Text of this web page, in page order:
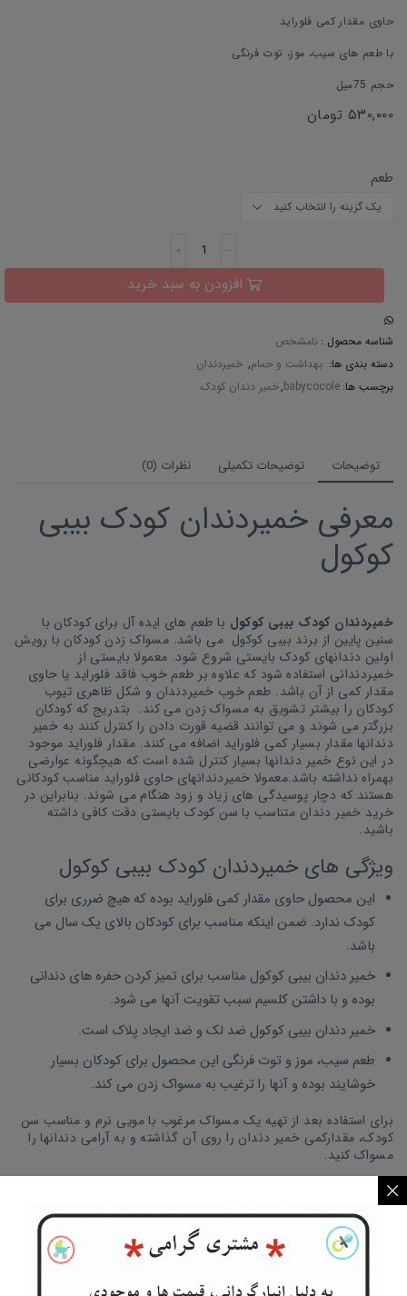
حاوی مقدار کمی فلوراید
با طعم های سیب، موز، توت فرنگی
حجم 75میل
۵۳۰,۰۰۰ تومان
طعم
افزودن به سبد خرید
شناسه محصول : نامشخص
دسته بندی ها: بهداشت و حمام, خمیردندان
برچسب ها: babycocole
,خمیر دندان کودک
توضیحات توضیحات تکمیلی نظرات (0)
معرفی خمیردندان کودک بیبی
کوکول
خمیردندان کودک بیبی کوکول با طعم های ایده آل برای کودکان با
سنین پایین از برند بیبی کوکول می باشد. مسواک زدن کودکان با رویش
اولین دندانهای کودک بایستی شروع شود. معمولا بایستی از
خمیردندانی استفاده شود که علاوه بر طعم خوب فاقد فلوراید یا حاوی
مقدار کمی از آن باشد. طعم خوب خمیردندان و شکل ظاهری تیوب
کودکان را بیشتر تشویق به مسواک زدن می کند. بتدریج که کودکان
بزرگتر می شوند و می توانند قضیه قورت دادن را کنترل کنند به خمیر
دندانها مقدار بسیار کمی فلوراید اضافه می کنند. مقدار فلوراید موجود
در این نوع خمیر دندانها بسیار کنترل شده است که هیچگونه عوارضی
بهمراه نداشته باشد.معمولا خمیردندانهای حاوی فلوراید مناسب کودکانی
هستند که دچار پوسیدگی های زیاد و زود هنگام می شوند. بنابراین در
خرید خمیر دندان متناسب با سن کودک بایستی دقت کافی داشته
باشید.
ویژگی های خمیردندان کودک بیبی کوکول
این محصول حاوی مقدار کمی فلوراید بوده که هیچ ضرری برای
کودک ندارد. ضمن اینکه مناسب برای کودکان بالای یک سال می
باشد.
خمیر دندان بیبی کوکول مناسب برای تمیز کردن حفره های دندانی
بوده و با داشتن کلسیم سبب تقویت آنها می شود.
خمیر دندان بیبی کوکول ضد لک و ضد ایجاد پلاک است.
طعم سیب، موز و توت فرنگی این محصول برای کودکان بسیار
خوشایند بوده و آنها را ترغیب به مسواک زدن می کند.
برای استفاده بعد از تهیه یک مسواک مرغوب با مویی نرم و مناسب سن
کودک، مقدارکمی خمیر دندان را روی آن گذاشته و به آرامی دندانها را
مسواک کنید.
سیسمونی السا
می توانید خمیر دندان با طعم های میوه ای را به همراه سایر محصولات
بیبی کوکول انتخاب نموده و درب منزل تحویل بگیرید.